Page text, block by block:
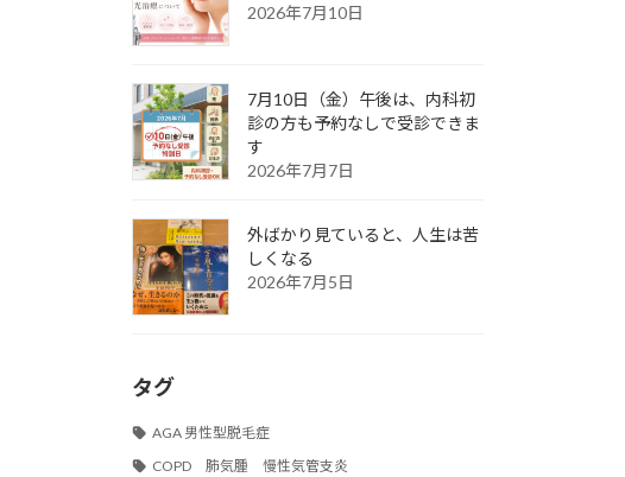
2026年7月10日
7月10日（金）午後は、内科初
診の方も予約なしで受診できま
す
2026年7月7日
外ばかり見ていると、人生は苦
しくなる
2026年7月5日
タグ
AGA 男性型脱毛症
COPD 肺気腫 慢性気管支炎